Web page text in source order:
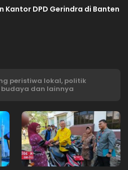
Kantor DPD Gerindra di Banten
peristiwa lokal, politik
dan lainnya